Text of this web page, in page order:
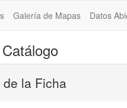
Galería de Mapas Datos
la Ficha